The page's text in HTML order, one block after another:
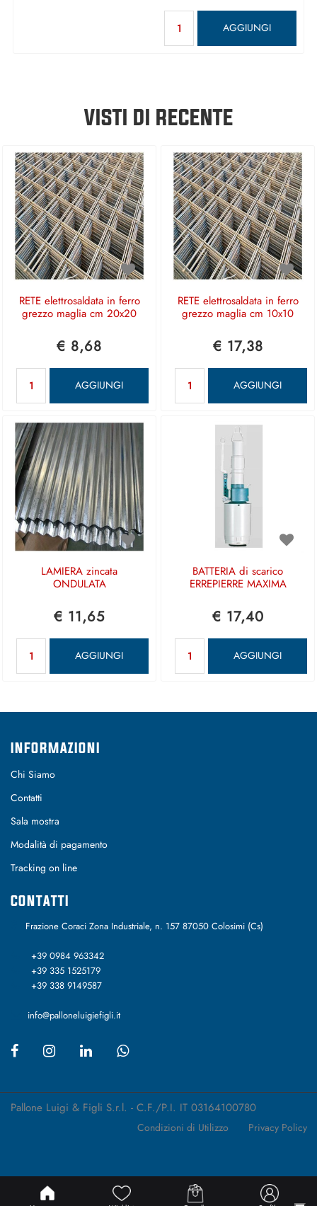
AGGIUNGI
VISTI DI RECENTE
RETE elettrosaldata in ferro
grezzo maglia cm 20x20
€ 8,68
AGGIUNGI
RETE elettrosaldata in ferro
grezzo maglia cm 10x10
€ 17,38
AGGIUNGI
LAMIERA zincata
ONDULATA
€ 11,65
AGGIUNGI
BATTERIA di scarico
ERREPIERRE MAXIMA
€ 17,40
AGGIUNGI
INFORMAZIONI
Chi Siamo
Contatti
Sala mostra
Modalità di pagamento
Tracking on line
CONTATTI
Frazione Coraci Zona Industriale, n. 157 87050 Colosimi (Cs)
+39 0984 963342
+39 335 1525179
+39 338 9149587
info@palloneluigiefigli.it
Pallone Luigi & Figli S.r.l. - C.F./P.I. IT 03164100780
Condizioni di Utilizzo Privacy Policy
Powered by Passepartout